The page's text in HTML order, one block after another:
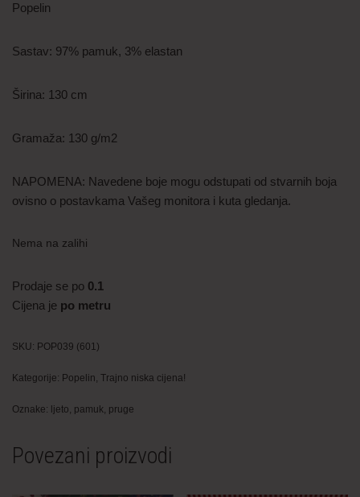
Popelin
Sastav: 97% pamuk, 3% elastan
Širina: 130 cm
Gramaža: 130 g/m2
NAPOMENA: Navedene boje mogu odstupati od stvarnih boja
ovisno o postavkama Vašeg monitora i kuta gledanja.
Nema na zalihi
Prodaje se po 0.1
Cijena je po metru
SKU: POP039 (601)
Kategorije: Popelin, Trajno niska cijena!
Oznake: ljeto, pamuk, pruge
Povezani proizvodi